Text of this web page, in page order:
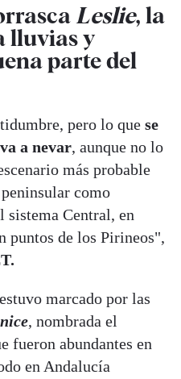
Leslie, la
lluvias y
parte del
pero lo que se
a nevar, aunque no lo
más probable
como
sistema Central, en
puntos de los Pirineos",
marcado por las
, nombrada el
fueron abundantes en
en Andalucía